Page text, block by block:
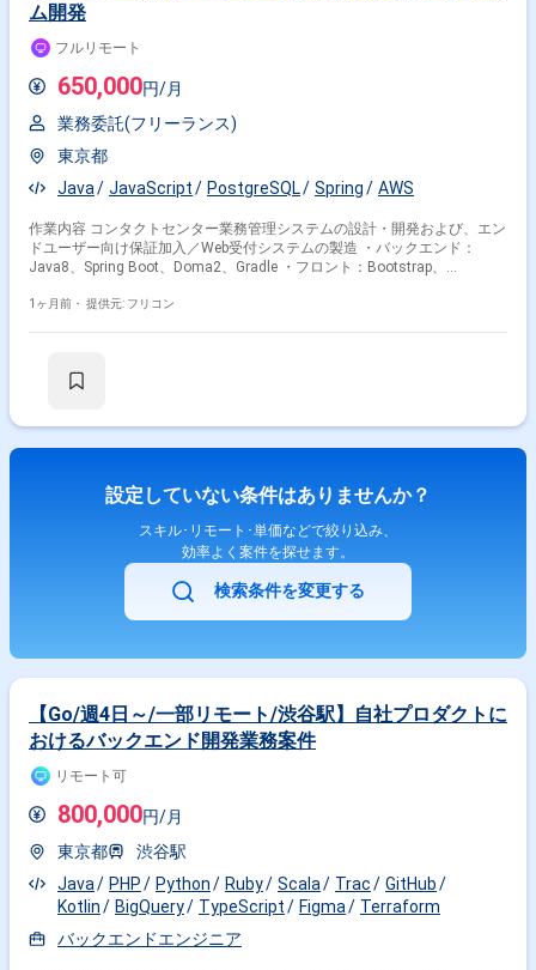
ム開発
フルリモート
650,000円/月
業務委託(フリーランス)
東京都
Java
JavaScript PostgreSQL Spring AWS
作業内容 コンタクトセンター業務管理システムの設計・開発および、エン
ドユーザー向け保証加入／Web受付システムの製造 ・バックエンド：
Java8、Spring Boot、Doma2、Gradle ・フロント：Bootstrap、
ド：AWS（EC2）
1ヶ月前・ 提供元: フリコン
設定していない条件はありませんか？
スキル･リモート･単価などで絞り込み、
効率よく案件を探せます。
検索条件を変更する
【Go/週4日～/一部リモート/渋谷駅】自社プロダクトに
おけるバックエンド開発業務案件
リモート可
800,000円/月
東京都
渋谷駅
Java
PHP Python Ruby Scala Trac
GitHub
Kotlin
BigQuery TypeScript Figma
Terraform
バックエンドエンジニア